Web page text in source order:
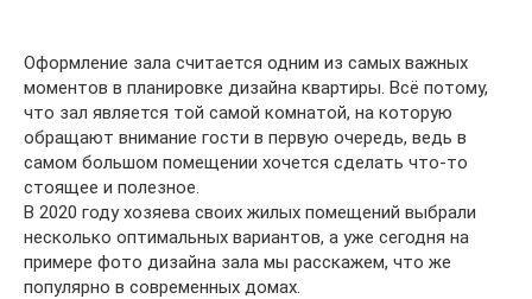
Оформление зала считается одним из самых важных
моментов в планировке дизайна квартиры. Всё потому,
что зал является той самой комнатой, на которую
обращают внимание гости в первую очередь, ведь в
самом большом помещении хочется сделать что-то
стоящее и полезное.
В 2020 году хозяева своих жилых помещений выбрали
несколько оптимальных вариантов, а уже сегодня на
примере фото дизайна зала мы расскажем, что же
популярно в современных домах.